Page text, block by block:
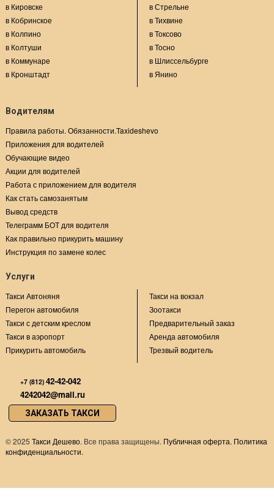
в Кировске
в Кобринское
в Колпино
в Колтуши
в Коммунаре
в Кронштадт
в Стрельне
в Тихвине
в Токсово
в Тосно
в Шлиссельбурге
в Янино
Водителям
Правила работы. Обязанности.Taxideshevo
Приложения для водителей
Обучающие видео
Акции для водителей
Работа с приложением для водителя
Как стать самозанятым
Вывод средств
Телеграмм БОТ для водителя
Как правильно прикурить машину
Инструкция по замене колес
Услуги
Такси Автоняня
Перегон автомобиля
Такси с детским креслом
Такси в аэропорт
Прикурить автомобиль
Такси на вокзал
Зоотакси
Предварительный заказ
Аренда автомобиля
Трезвый водитель
+7 (812) 42-42-042
4242042@mail.ru
ЗАКАЗАТЬ ТАКСИ
©2025 Такси Дешево. Все права защищены. Публичная оферта. Политика
конфиденциальности.